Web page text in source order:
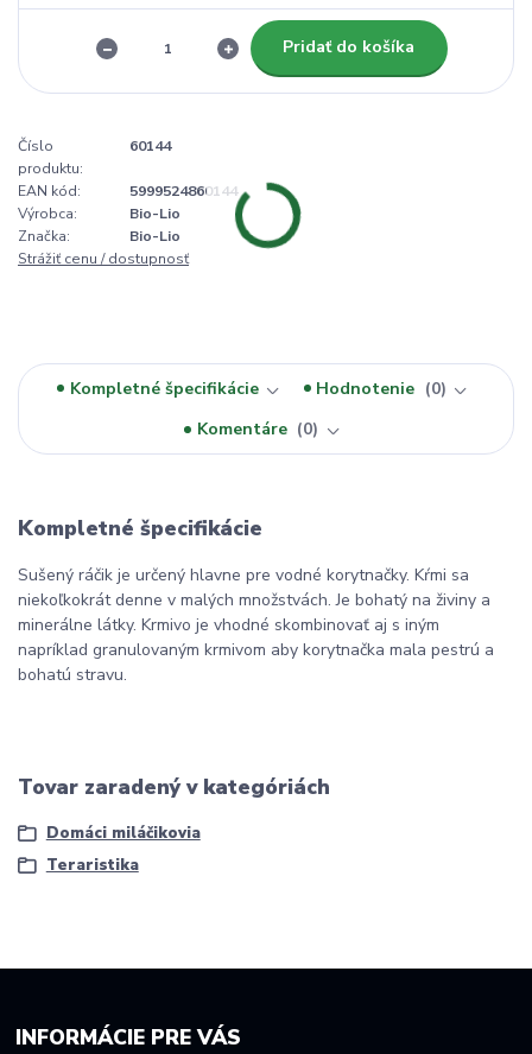
Pridať do košíka
Číslo
produktu:
60144
EAN kód:
5999524860144
Výrobca:
Bio-Lio
Značka:
Bio-Lio
Strážiť cenu / dostupnosť
Kompletné špecifikácie Hodnotenie
0
Komentáre
0
Kompletné špecifikácie
Sušený ráčik je určený hlavne pre vodné korytnačky. Kŕmi sa
niekoľkokrát denne v malých množstvách. Je bohatý na živiny a
minerálne látky. Krmivo je vhodné skombinovať aj s iným
napríklad granulovaným krmivom aby korytnačka mala pestrú a
bohatú stravu.
Tovar zaradený v kategóriách
Domáci miláčikovia
Teraristika
INFORMÁCIE PRE VÁS